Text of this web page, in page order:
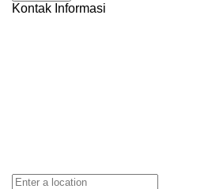
Kontak Informasi